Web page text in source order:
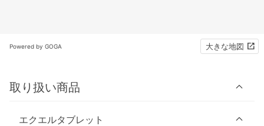
Powered by GOGA 大きな地図
取り扱い商品
エクエルタブレット